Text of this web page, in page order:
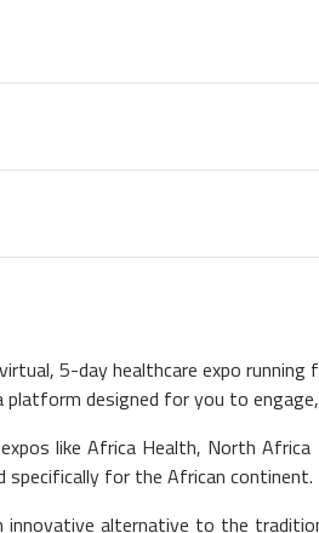
5-day healthcare expo
platform designed for you to
like Africa Health, North
specifically for the African continent.
innovative alternative to the